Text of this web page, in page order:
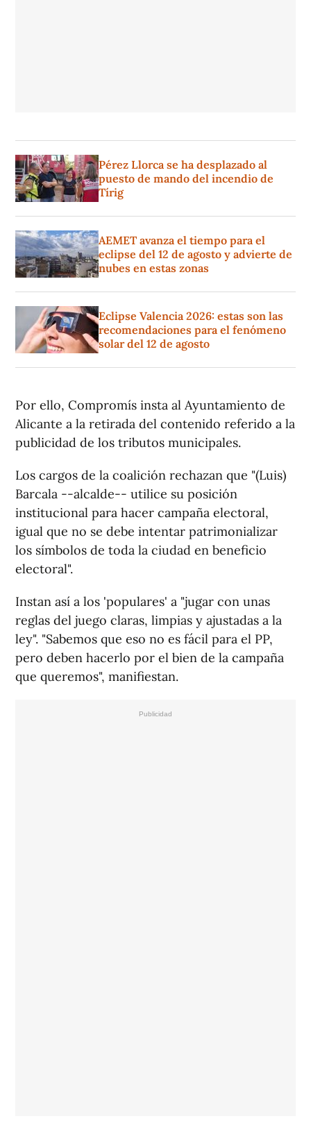
Pérez Llorca se ha desplazado al
puesto de mando del incendio de
Tírig
AEMET avanza el tiempo para el
eclipse del 12 de agosto y advierte de
nubes en estas zonas
Eclipse Valencia 2026: estas son las
recomendaciones para el fenómeno
solar del 12 de agosto
Por ello, Compromís insta al Ayuntamiento de
Alicante a la retirada del contenido referido a la
publicidad de los tributos municipales.
Los cargos de la coalición rechazan que "(Luis)
Barcala --alcalde-- utilice su posición
institucional para hacer campaña electoral,
igual que no se debe intentar patrimonializar
los símbolos de toda la ciudad en beneficio
electoral".
Instan así a los 'populares' a "jugar con unas
reglas del juego claras, limpias y ajustadas a la
ley". "Sabemos que eso no es fácil para el PP,
pero deben hacerlo por el bien de la campaña
que queremos", manifiestan.